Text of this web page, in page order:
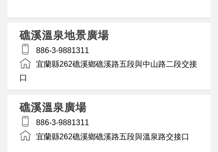
礁溪溫泉地景廣場
886-3-9881311
宜蘭縣262礁溪鄉礁溪路五段與中山路二段交接
口
礁溪溫泉廣場
886-3-9881311
宜蘭縣262礁溪鄉礁溪路五段與溫泉路交接口